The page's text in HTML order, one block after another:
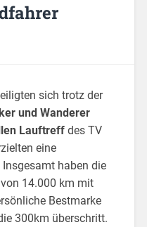
sich trotz der
und Wanderer
Lauftreffdes TV
eine
haben die
14.000 km mit
Bestmarke
300km überschritt.